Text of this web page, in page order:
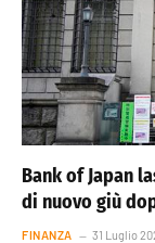
Bank of Japan
di nuovo giù
FINANZA 31 Luglio